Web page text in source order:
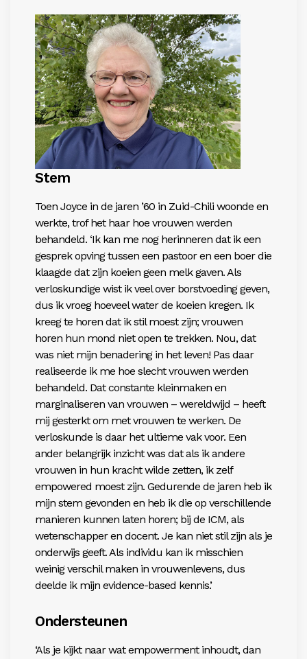
Stem
Toen Joyce in de jaren ’60 in Zuid-Chili woonde en
werkte, trof het haar hoe vrouwen werden
behandeld. ‘Ik kan me nog herinneren dat ik een
gesprek opving tussen een pastoor en een boer die
klaagde dat zijn koeien geen melk gaven. Als
verloskundige wist ik veel over borstvoeding geven,
dus ik vroeg hoeveel water de koeien kregen. Ik
kreeg te horen dat ik stil moest zijn; vrouwen
horen hun mond niet open te trekken. Nou, dat
was niet mijn benadering in het leven! Pas daar
realiseerde ik me hoe slecht vrouwen werden
behandeld. Dat constante kleinmaken en
marginaliseren van vrouwen – wereldwijd – heeft
mij gesterkt om met vrouwen te werken. De
verloskunde is daar het ultieme vak voor. Een
ander belangrijk inzicht was dat als ik andere
vrouwen in hun kracht wilde zetten, ik zelf
empowered moest zijn. Gedurende de jaren heb ik
mijn stem gevonden en heb ik die op verschillende
manieren kunnen laten horen; bij de ICM, als
wetenschapper en docent. Je kan niet stil zijn als je
onderwijs geeft. Als individu kan ik misschien
weinig verschil maken in vrouwenlevens, dus
deelde ik mijn evidence-based kennis.’
Ondersteunen
‘Als je kijkt naar wat empowerment inhoudt, dan